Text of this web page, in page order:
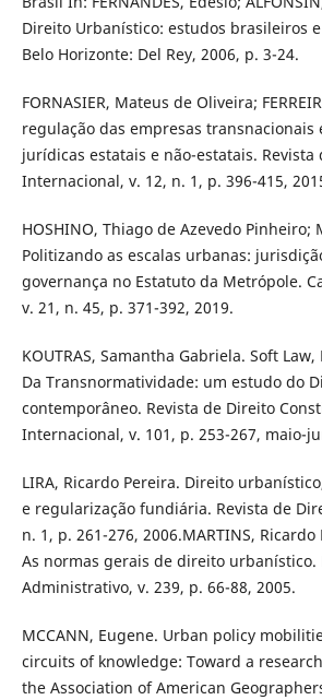
Direito Urbanístico: estudos brasileiros
Belo Horizonte: Del Rey, 2006, p. 3-24.
FORNASIER, Mateus de Oliveira;
regulação das empresas transnacionais
jurídicas estatais e não-estatais. Revista
Internacional, v. 12, n. 1, p. 396-415,
HOSHINO, Thiago de Azevedo Pinheiro;
Politizando as escalas urbanas:
governança no Estatuto da Metrópole.
v. 21, n. 45, p. 371-392, 2019.
KOUTRAS, Samantha Gabriela. Soft
Da Transnormatividade: um estudo do
contemporâneo. Revista de Direito
Internacional, v. 101, p. 253-267, maio-
LIRA, Ricardo Pereira. Direito
e regularização fundiária. Revista de
n. 1, p. 261-276, 2006.MARTINS,
As normas gerais de direito urbanístico.
Administrativo, v. 239, p. 66-88, 2005.
MCCANN, Eugene. Urban policy
circuits of knowledge: Toward a
the Association of American